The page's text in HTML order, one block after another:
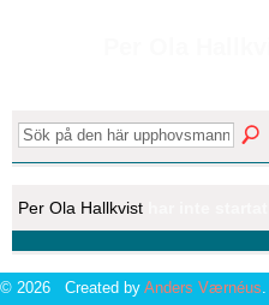
Per Ola Hallkvist
© 2026 Created by Anders Værnéus